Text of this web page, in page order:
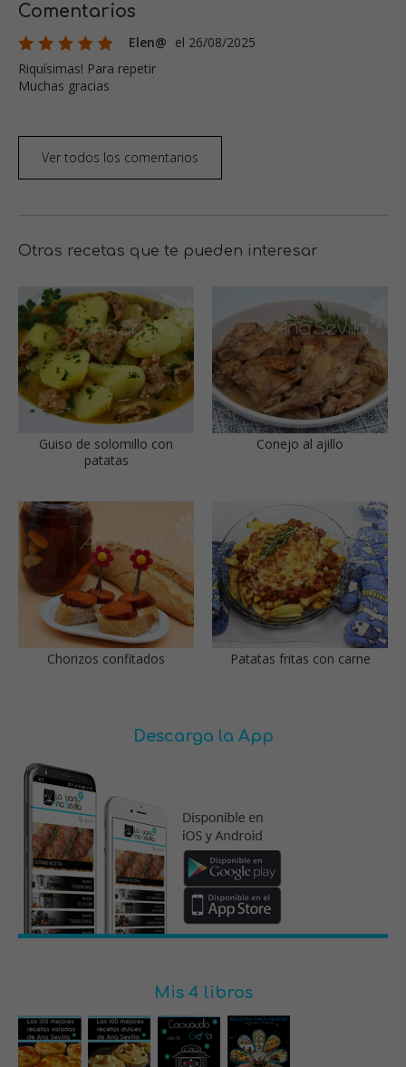
Comentarios
Elen@ el 26/08/2025
Riquísimas! Para repetir
Muchas gracias
Ver todos los comentarios
Otras recetas que te pueden interesar
Guiso de solomillo con
patatas
Conejo al ajillo
Chorizos confitados Patatas fritas con carne
Descarga la App
Mis 4 libros